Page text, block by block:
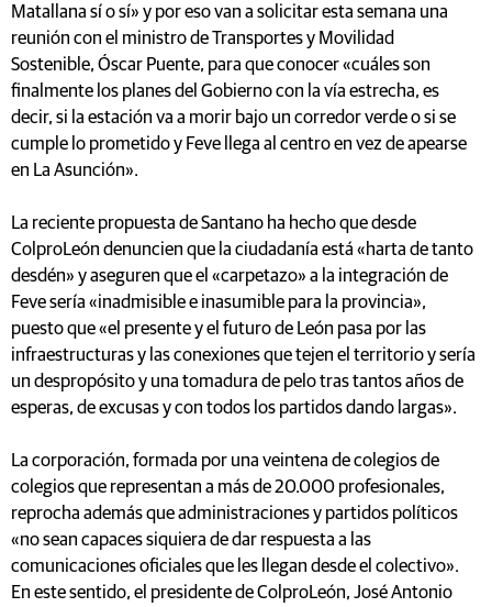
Matallana sí o sí» y por eso van a solicitar esta semana una
reunión con el ministro de Transportes y Movilidad
Sostenible, Óscar Puente, para que conocer «cuáles son
finalmente los planes del Gobierno con la vía estrecha, es
decir, si la estación va a morir bajo un corredor verde o si se
cumple lo prometido y Feve llega al centro en vez de apearse
en La Asunción».
La reciente propuesta de Santano ha hecho que desde
ColproLeón denuncien que la ciudadanía está «harta de tanto
desdén» y aseguren que el «carpetazo» a la integración de
Feve sería «inadmisible e inasumible para la provincia»,
puesto que «el presente y el futuro de León pasa por las
infraestructuras y las conexiones que tejen el territorio y sería
un despropósito y una tomadura de pelo tras tantos años de
esperas, de excusas y con todos los partidos dando largas».
La corporación, formada por una veintena de colegios de
colegios que representan a más de 20.000 profesionales,
reprocha además que administraciones y partidos políticos
«no sean capaces siquiera de dar respuesta a las
comunicaciones oficiales que les llegan desde el colectivo».
En este sentido, el presidente de ColproLeón, José Antonio